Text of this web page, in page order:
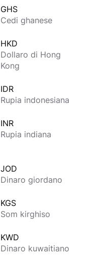
GHS
Cedi ghanese
HKD
Dollaro di Hong
Kong
IDR
Rupia indonesiana
INR
Rupia indiana
JOD
Dinaro giordano
KGS
Som kirghiso
KWD
Dinaro kuwaitiano